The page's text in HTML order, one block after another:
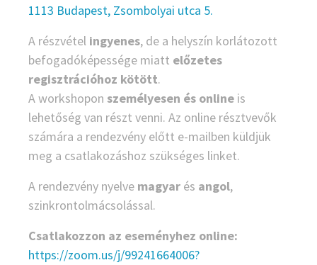
1113 Budapest, Zsombolyai utca 5.
A részvétel ingyenes, de a helyszín korlátozott
befogadóképessége miatt előzetes
regisztrációhoz kötött.
A workshopon személyesen és online is
lehetőség van részt venni. Az online résztvevők
számára a rendezvény előtt e-mailben küldjük
meg a csatlakozáshoz szükséges linket.
A rendezvény nyelve magyar és angol,
szinkrontolmácsolással.
Csatlakozzon az eseményhez online:
https://zoom.us/j/99241664006?